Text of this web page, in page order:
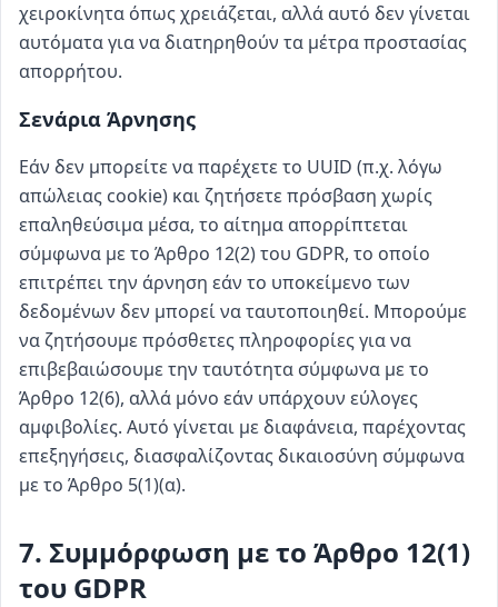
χειροκίνητα όπως χρειάζεται, αλλά αυτό δεν γίνεται
αυτόματα για να διατηρηθούν τα μέτρα προστασίας
απορρήτου.
Σενάρια Άρνησης
Εάν δεν μπορείτε να παρέχετε το UUID (π.χ. λόγω
απώλειας cookie) και ζητήσετε πρόσβαση χωρίς
επαληθεύσιμα μέσα, το αίτημα απορρίπτεται
σύμφωνα με το Άρθρο 12(2) του GDPR, το οποίο
επιτρέπει την άρνηση εάν το υποκείμενο των
δεδομένων δεν μπορεί να ταυτοποιηθεί. Μπορούμε
να ζητήσουμε πρόσθετες πληροφορίες για να
επιβεβαιώσουμε την ταυτότητα σύμφωνα με το
Άρθρο 12(6), αλλά μόνο εάν υπάρχουν εύλογες
αμφιβολίες. Αυτό γίνεται με διαφάνεια, παρέχοντας
επεξηγήσεις, διασφαλίζοντας δικαιοσύνη σύμφωνα
με το Άρθρο 5(1)(α).
7. Συμμόρφωση με το Άρθρο 12(1)
του GDPR